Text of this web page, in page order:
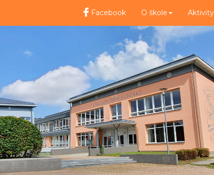
Facebook O škole Aktivity